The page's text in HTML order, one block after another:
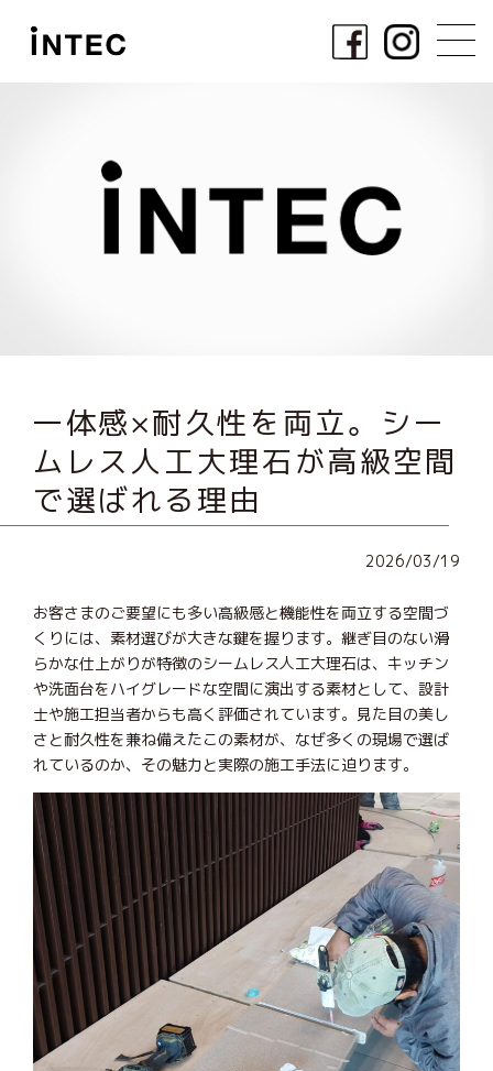
一体感×耐久性を両立。シー
ムレス人工大理石が高級空間
で選ばれる理由
2026/03/19
お客さまのご要望にも多い高級感と機能性を両立する空間づ
くりには、素材選びが大きな鍵を握ります。継ぎ目のない滑
らかな仕上がりが特徴のシームレス人工大理石は、キッチン
や洗面台をハイグレードな空間に演出する素材として、設計
士や施工担当者からも高く評価されています。見た目の美し
さと耐久性を兼ね備えたこの素材が、なぜ多くの現場で選ば
れているのか、その魅力と実際の施工手法に迫ります。